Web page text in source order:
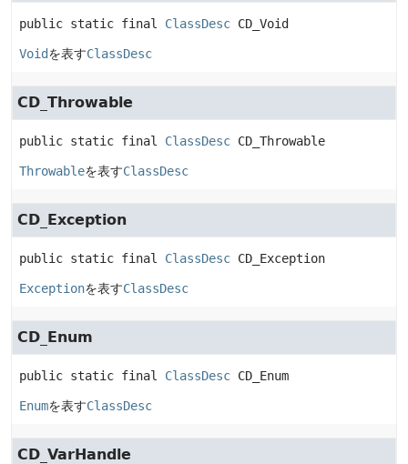
public static final ClassDesc CD_Void
Voidを表すClassDesc
CD_Throwable
public static final ClassDesc CD_Throwable
Throwableを表すClassDesc
CD_Exception
public static final ClassDesc CD_Exception
Exceptionを表すClassDesc
CD_Enum
public static final ClassDesc CD_Enum
Enumを表すClassDesc
CD_VarHandle